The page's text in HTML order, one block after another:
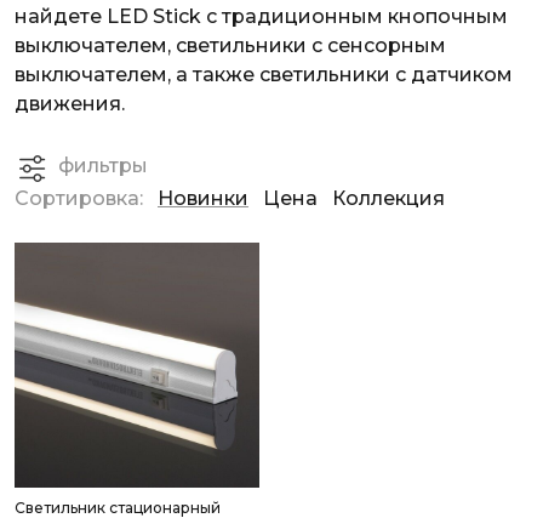
найдете LED Stick с традиционным кнопочным
выключателем, светильники с сенсорным
выключателем, а также светильники с датчиком
движения.
фильтры
Сортировка:
Новинки Цена Коллекция
Светильник стационарный